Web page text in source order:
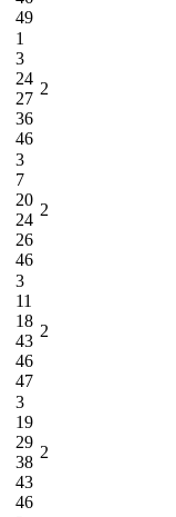
49
1
3
24
27
36
46
2
3
7
20
24
26
46
2
3
11
18
43
46
47
2
3
19
29
38
43
46
2